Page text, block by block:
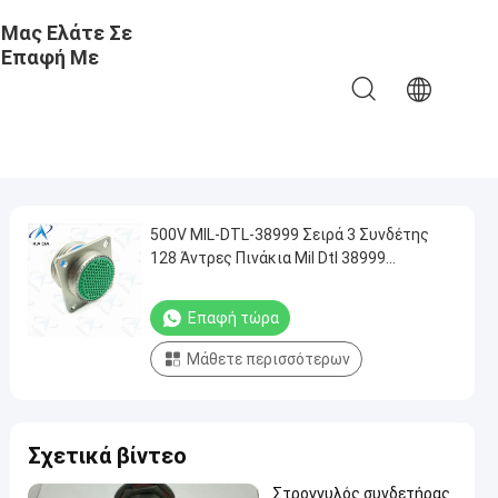
Μας Ελάτε Σε
Επαφή Με
500V MIL-DTL-38999 Σειρά 3 Συνδέτης
128 Άντρες Πινάκια Mil Dtl 38999
Επαφή τώρα
Μάθετε περισσότερων
Σχετικά βίντεο
Στρογγυλός συνδετήρας